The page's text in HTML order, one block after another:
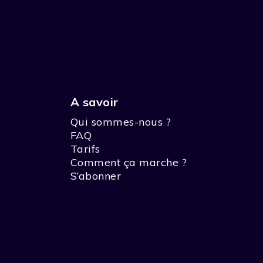
A savoir
Qui sommes-nous ?
FAQ
Tarifs
Comment ça marche ?
S’abonner